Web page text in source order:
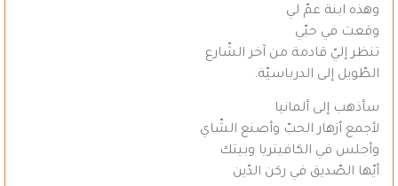
وهذه ابنة عمّ لي
وقعت في حبّي
تنظر إليّ قادمة من آخر الشّارع
الطّويل إلى الدرباسيّة.
سأذهب إلى ألمانيا
لأجمع أزهار الحبّ وأصنع الشّاي
وأجلس في الكافيتريا وبيتك
أيّها الصّديق في ركن الدّين